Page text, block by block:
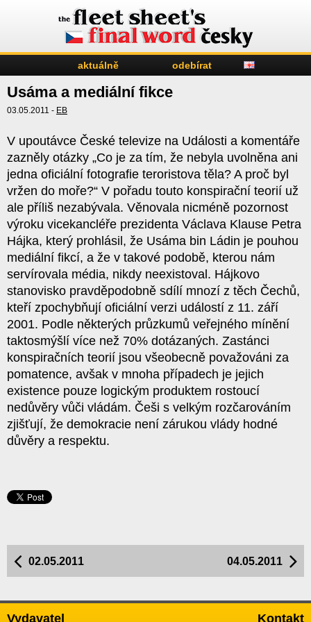
aktuálně odebírat
Usáma a mediální fikce
03.05.2011 - EB
V upoutávce České televize na Události a komentáře
zazněly otázky „Co je za tím, že nebyla uvolněna ani
jedna oficiální fotografie teroristova těla? A proč byl
vržen do moře?“ V pořadu touto konspirační teorií už
ale příliš nezabývala. Věnovala nicméně pozornost
výroku vicekancléře prezidenta Václava Klause Petra
Hájka, který prohlásil, že Usáma bin Ládin je pouhou
mediální fikcí, a že v takové podobě, kterou nám
servírovala média, nikdy neexistoval. Hájkovo
stanovisko pravděpodobně sdílí mnozí z těch Čechů,
kteří zpochybňují oficiální verzi událostí z 11. září
2001. Podle některých průzkumů veřejného mínění
taktosmýšlí více než 70% dotázaných. Zastánci
konspiračních teorií jsou všeobecně považováni za
pomatence, avšak v mnoha případech je jejich
existence pouze logickým produktem rostoucí
nedůvěry vůči vládám. Češi s velkým rozčarováním
zjišťují, že demokracie není zárukou vlády hodné
důvěry a respektu.
04.05.2011
02.05.2011
Vydavatel Kontakt